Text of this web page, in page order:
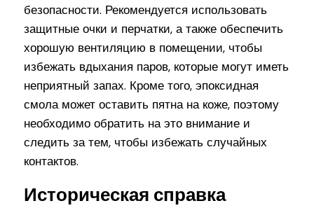
безопасности. Рекомендуется использовать
защитные очки и перчатки, а также обеспечить
хорошую вентиляцию в помещении, чтобы
избежать вдыхания паров, которые могут иметь
неприятный запах. Кроме того, эпоксидная
смола может оставить пятна на коже, поэтому
необходимо обратить на это внимание и
следить за тем, чтобы избежать случайных
контактов.
Историческая справка